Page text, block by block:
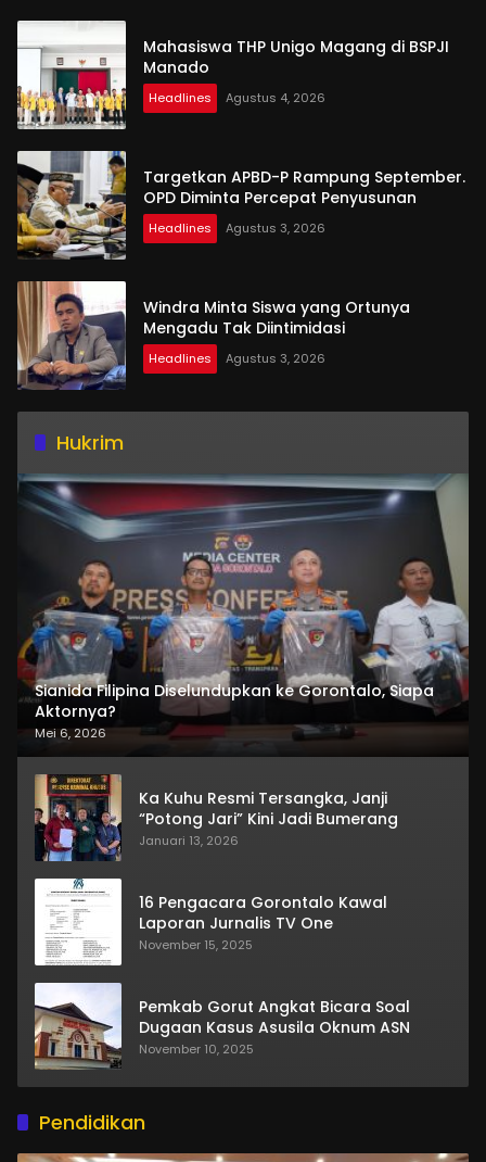
Mahasiswa THP Unigo Magang di BSPJI
Manado
Headlines Agustus 4, 2026
Targetkan APBD-P Rampung September.
OPD Diminta Percepat Penyusunan
Headlines Agustus 3, 2026
Windra Minta Siswa yang Ortunya
Mengadu Tak Diintimidasi
Headlines Agustus 3, 2026
Hukrim
Sianida Filipina Diselundupkan ke Gorontalo, Siapa
Aktornya?
Mei 6, 2026
Ka Kuhu Resmi Tersangka, Janji
“Potong Jari” Kini Jadi Bumerang
Januari 13, 2026
16 Pengacara Gorontalo Kawal
Laporan Jurnalis TV One
November 15, 2025
Pemkab Gorut Angkat Bicara Soal
Dugaan Kasus Asusila Oknum ASN
November 10, 2025
Pendidikan